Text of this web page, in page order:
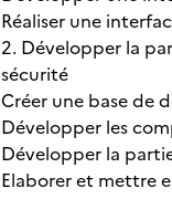
Réaliser une
2. Développer la
sécurité
Créer une base de
Développer les
Développer la
Elaborer et mettre